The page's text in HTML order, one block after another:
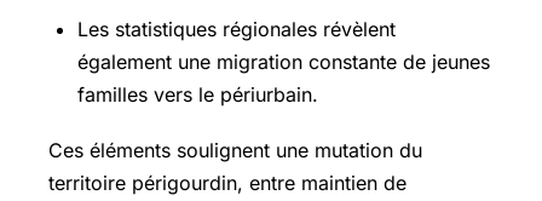
Les statistiques régionales révèlent
également une migration constante de jeunes
familles vers le périurbain.
Ces éléments soulignent une mutation du
territoire périgourdin, entre maintien de